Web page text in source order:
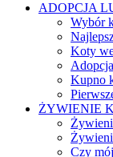
ADOPCJA
Wybór
Koty
Kupno
ŻYWIENIE
Czy